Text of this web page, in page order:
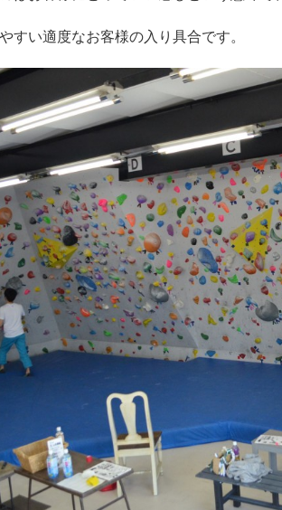
すい適度なお客様の入り具合です。